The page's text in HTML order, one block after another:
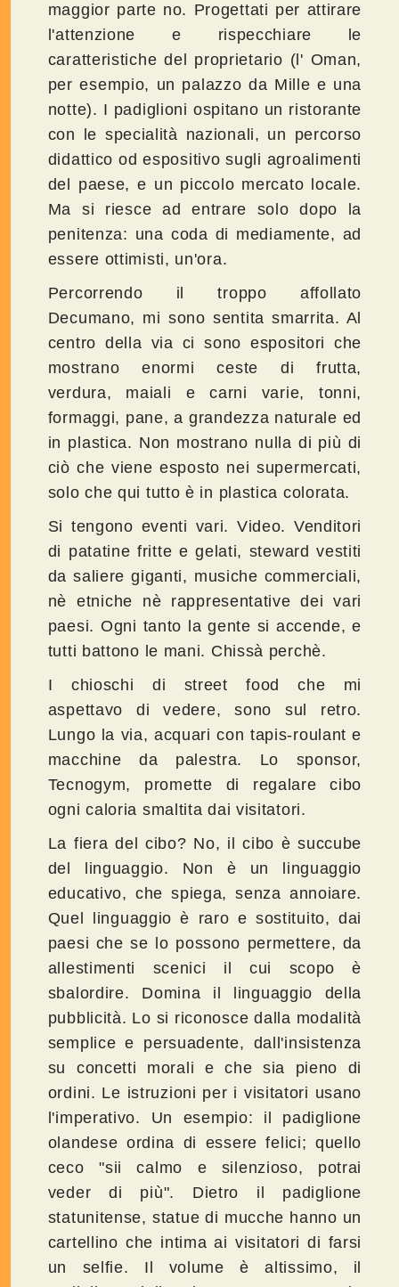
maggior parte no. Progettati per attirare
l'attenzione e rispecchiare le
caratteristiche del proprietario (l' Oman,
per esempio, un palazzo da Mille e una
notte). I padiglioni ospitano un ristorante
con le specialità nazionali, un percorso
didattico od espositivo sugli agroalimenti
del paese, e un piccolo mercato locale.
Ma si riesce ad entrare solo dopo la
penitenza: una coda di mediamente, ad
essere ottimisti, un'ora.
Percorrendo il troppo affollato
Decumano, mi sono sentita smarrita. Al
centro della via ci sono espositori che
mostrano enormi ceste di frutta,
verdura, maiali e carni varie, tonni,
formaggi, pane, a grandezza naturale ed
in plastica. Non mostrano nulla di più di
ciò che viene esposto nei supermercati,
solo che qui tutto è in plastica colorata.
Si tengono eventi vari. Video. Venditori
di patatine fritte e gelati, steward vestiti
da saliere giganti, musiche commerciali,
nè etniche nè rappresentative dei vari
paesi. Ogni tanto la gente si accende, e
tutti battono le mani. Chissà perchè.
I chioschi di street food che mi
aspettavo di vedere, sono sul retro.
Lungo la via, acquari con tapis-roulant e
macchine da palestra. Lo sponsor,
Tecnogym, promette di regalare cibo
ogni caloria smaltita dai visitatori.
La fiera del cibo? No, il cibo è succube
del linguaggio. Non è un linguaggio
educativo, che spiega, senza annoiare.
Quel linguaggio è raro e sostituito, dai
paesi che se lo possono permettere, da
allestimenti scenici il cui scopo è
sbalordire. Domina il linguaggio della
pubblicità. Lo si riconosce dalla modalità
semplice e persuadente, dall'insistenza
su concetti morali e che sia pieno di
ordini. Le istruzioni per i visitatori usano
l'imperativo. Un esempio: il padiglione
olandese ordina di essere felici; quello
ceco "sii calmo e silenzioso, potrai
veder di più". Dietro il padiglione
statunitense, statue di mucche hanno un
cartellino che intima ai visitatori di farsi
un selfie. Il volume è altissimo, il